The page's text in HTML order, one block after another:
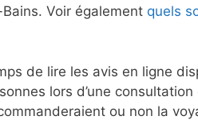
Voir également quels
de lire les avis en ligne
lors d’une
ou non la